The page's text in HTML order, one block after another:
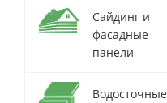
Сайдинг и
фасадные
панели
Водосточные